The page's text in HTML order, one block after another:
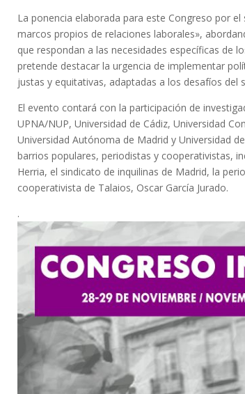
La ponencia elaborada para este Congreso por
marcos propios de relaciones laborales»,
que respondan a las necesidades específicas de
pretende destacar la urgencia de implementar
justas y equitativas, adaptadas a los desafíos del
El evento contará con la participación de
UPNA/NUP, Universidad de Cádiz, Universidad
Universidad Autónoma de Madrid y Universidad
barrios populares, periodistas y cooperativistas,
Herria, el sindicato de inquilinas de Madrid, la
cooperativista de Talaios, Oscar García Jurado.
.